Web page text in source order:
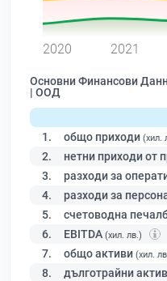
2020 2021
Основни Финансови
| ООД
1. общо приходи (хил.
2. нетни приходи от
3. разходи за
4. разходи за
5. счетоводна
6. EBITDA (хил. лв.)
7. общо активи (хил.
8. дълготрайни